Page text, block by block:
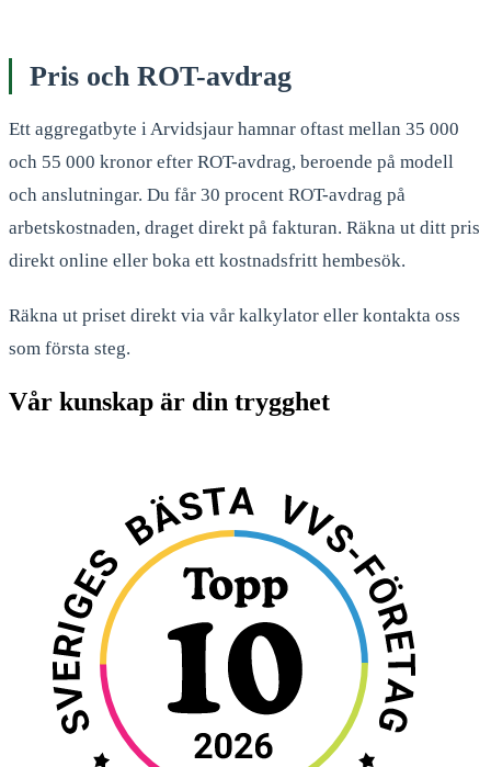
Pris och ROT-avdrag
Ett aggregatbyte i Arvidsjaur hamnar oftast mellan 35 000
och 55 000 kronor efter ROT-avdrag, beroende på modell
och anslutningar. Du får 30 procent ROT-avdrag på
arbetskostnaden, draget direkt på fakturan. Räkna ut ditt pris
direkt online eller boka ett kostnadsfritt hembesök.
Räkna ut priset direkt via vår kalkylator eller kontakta oss
som första steg.
Vår kunskap är din trygghet